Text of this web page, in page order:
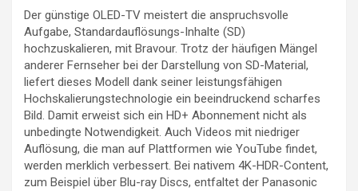
Der günstige OLED-TV meistert die anspruchsvolle
Aufgabe, Standardauflösungs-Inhalte (SD)
hochzuskalieren, mit Bravour. Trotz der häufigen Mängel
anderer Fernseher bei der Darstellung von SD-Material,
liefert dieses Modell dank seiner leistungsfähigen
Hochskalierungstechnologie ein beeindruckend scharfes
Bild. Damit erweist sich ein HD+ Abonnement nicht als
unbedingte Notwendigkeit. Auch Videos mit niedriger
Auflösung, die man auf Plattformen wie YouTube findet,
werden merklich verbessert. Bei nativem 4K-HDR-Content,
zum Beispiel über Blu-ray Discs, entfaltet der Panasonic